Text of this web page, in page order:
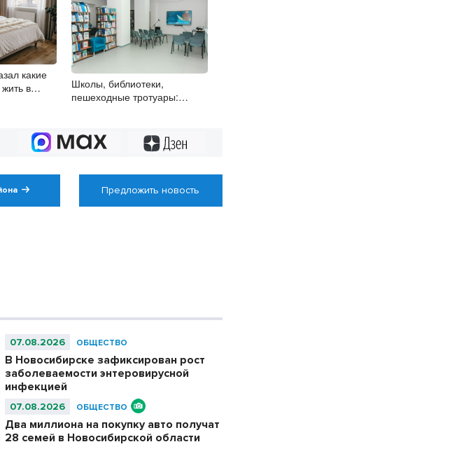
какие
в
Школы, библиотеки,
пешеходные тротуары:
социальных объектах
Предложить новость
07.08.2026 ОБЩЕСТВО
В Новосибирске зафиксирован рост
заболеваемости энтеровирусной
инфекцией
07.08.2026 ОБЩЕСТВО
Два миллиона на покупку авто получат
28 семей в Новосибирской области